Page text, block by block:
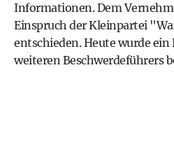
Informationen. Dem
Einspruch der Kleinpartei
entschieden. Heute wurde ein
weiteren Beschwerdeführers